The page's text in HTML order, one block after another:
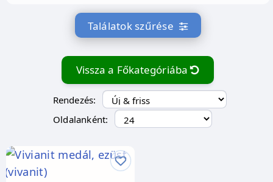
Találatok szűrése
Vissza a Főkategóriába
Rendezés:
Oldalanként: